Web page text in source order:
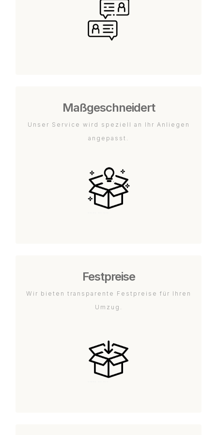
Maßgeschneidert
Unser Service wird speziell an Ihr Anliegen
angepasst.
Festpreise
Wir bieten transparente Festpreise für Ihren
Umzug.